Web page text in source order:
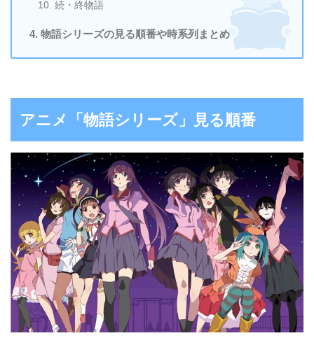
続・終物語
物語シリーズの見る順番や時系列まとめ
アニメ「物語シリーズ」見る順番